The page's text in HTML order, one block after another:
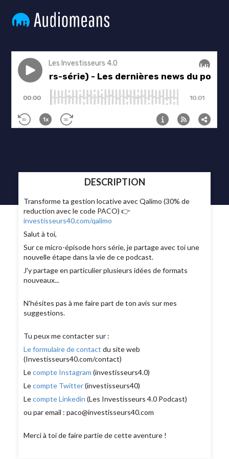
DESCRIPTION
Transforme ta gestion locative avec Qalimo (30% de
reduction avec le code PACO) 👉
investisseurs40.com/qalimo
Salut à toi,
Sur ce micro-épisode hors série, je partage avec toi une
nouvelle étape dans la vie de ce podcast.
J'y partage en particulier plusieurs idées de formats
nouveaux...
N'hésites pas à me faire part de ton avis sur mes
suggestions.
Tu peux me contacter sur :
Le formulaire de contact du site web
(Investisseurs40.com/contact)
Lecompte Instagram(investisseurs4.0)
Lecompte Twitter(investisseurs40)
Lecompte Linkedin(Les Investisseurs 4.0 Podcast)
ou par email : paco@investisseurs40.com
Merci à toi de faire partie de cette aventure !